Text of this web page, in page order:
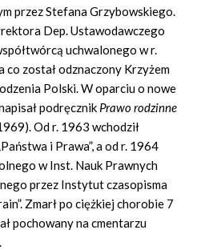
przez Stefana Grzybowskiego.
Dep. Ustawodawczego
uchwalonego w r.
co został odznaczony Krzyżem
Polski. W oparciu o nowe
podręcznik Prawo rodzinne
Od r. 1963 wchodził
i Prawa”, a od r. 1964
w Inst. Nauk Prawnych
przez Instytut czasopisma
Zmarł po ciężkiej chorobie 7
pochowany na cmentarzu